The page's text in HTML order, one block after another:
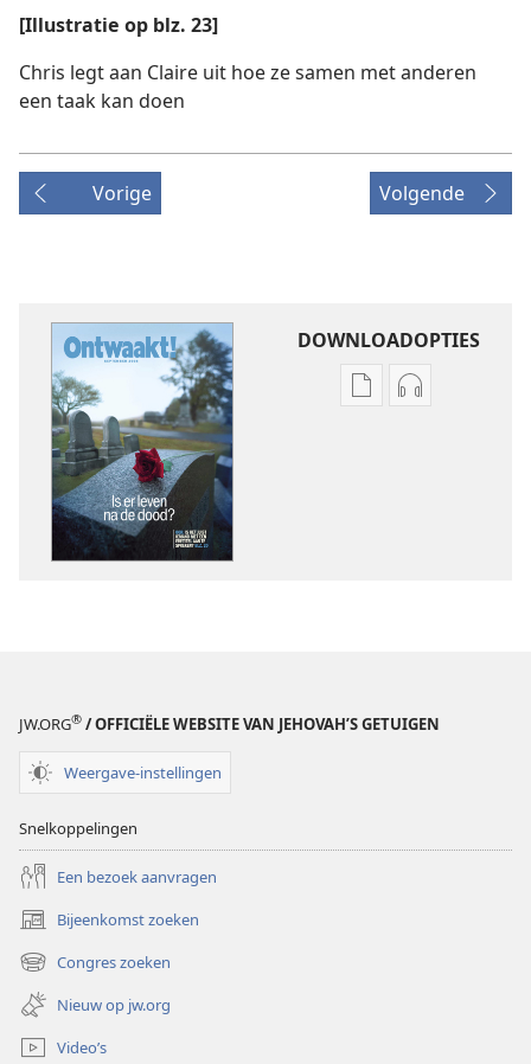
[Illustratie op blz. 23]
Chris legt aan Claire uit hoe ze samen met anderen
een taak kan doen
Vorige Volgende
DOWNLOADOPTIES
Downloadopties
JW.ORG® / OFFICIËLE WEBSITE VAN JEHOVAH’S GETUIGEN
Weergave-instellingen
Snelkoppelingen
Een bezoek aanvragen
Bijeenkomst zoeken
(opent
nieuw
venster)
Congres zoeken
(opent
nieuw
venster)
Nieuw op jw.org
Video’s